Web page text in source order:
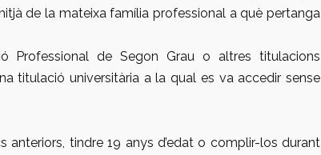
de la mateixa família professional a què pertanga
Professional de Segon Grau o altres titulacions
titulació universitària a la qual es va accedir sense
tindre 19 anys d’edat o complir-los durant